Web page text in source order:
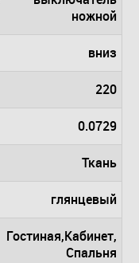
ножной
вниз
220
0.0729
Ткань
глянцевый
Гостиная,Кабинет,
Спальня